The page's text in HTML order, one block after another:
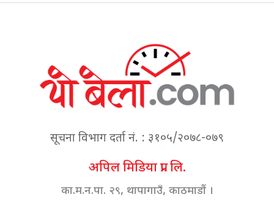
सूचना विभाग दर्ता नं. : ३१०५/२०७८-०७९
अपिल मिडिया प्रा. लि.
का.म.न.पा. २९, थापागाउँ, काठमाडौं ।